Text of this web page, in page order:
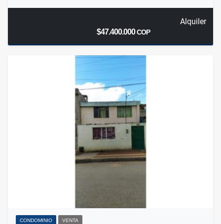
Alquiler
$47.400.000COP
CONDOMINIO VENTA